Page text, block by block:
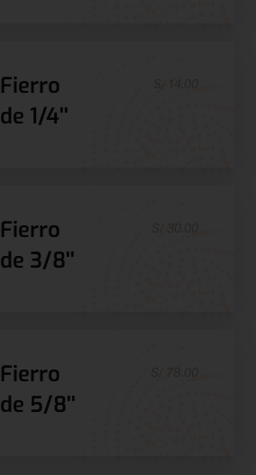
Fierro
de 1/4''
Fierro
de 3/8''
Fierro
de 5/8''